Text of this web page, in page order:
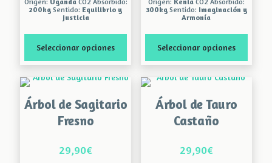
elegir
en
página
de
producto
elegir
en
página
de
producto
200kg Sentido: Equilibrio y
justicia
Seleccionar opciones
producto
múltiples
variantes.
Las
se
300kgSentido: Imaginación y
Armonía
Seleccionar opciones
producto
múltiples
variantes.
Las
se
Árbol de Sagitario
Fresno
29,90€
Árbol de Tauro
Castaño
29,90€